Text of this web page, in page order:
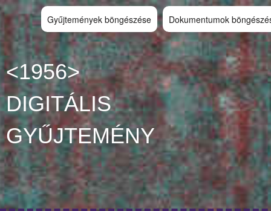
Gyűjtemények böngészése Dokumentumok
<1956>
DIGITÁLIS
GYŰJTEMÉNY